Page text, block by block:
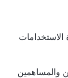
الاستخدامات
والمساهمين